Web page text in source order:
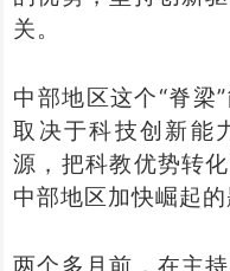
关。
中部地区这个“脊梁
取决于科技创新能
源，把科教优势转
中部地区加快崛起的